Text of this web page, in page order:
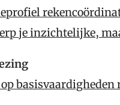
je inzichtelijke,
basisvaardigheden